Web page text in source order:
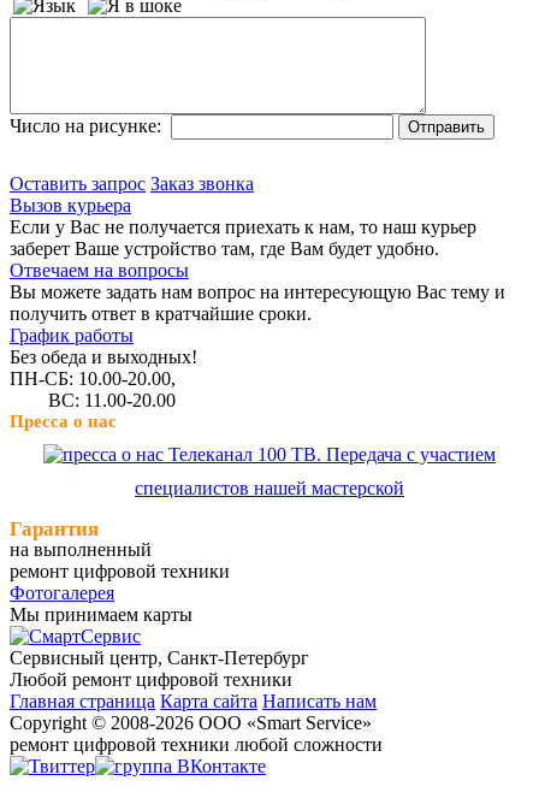
Число на рисунке:
Оставить запрос Заказ звонка
Вызов курьера
Если у Вас не получается приехать к нам, то наш курьер
заберет Ваше устройство там, где Вам будет удобно.
Отвечаем на вопросы
Вы можете задать нам вопрос на интересующую Вас тему и
получить ответ в кратчайшие сроки.
График работы
Без обеда и выходных!
ПН-СБ: 10.00-20.00,
ВС: 11.00-20.00
Пресса о нас
Телеканал 100 ТВ. Передача с участием
специалистов нашей мастерской
Гарантия
на выполненный
ремонт цифровой техники
Фотогалерея
Мы принимаем карты
Сервисный центр, Cанкт-Петербург
Любой ремонт цифровой техники
Главная страница Карта сайта Написать нам
Copyright © 2008-2026 ООО «Smart Service»
ремонт цифровой техники любой сложности